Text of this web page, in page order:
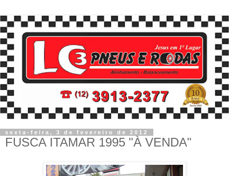
sexta-feira, 3 de fevereiro de 2012
FUSCA ITAMAR 1995 "À VENDA"